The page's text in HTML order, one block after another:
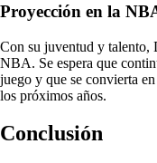
Proyección en la
Con su juventud y talento,
NBA. Se espera que
juego y que se convierta
los próximos años.
Conclusión